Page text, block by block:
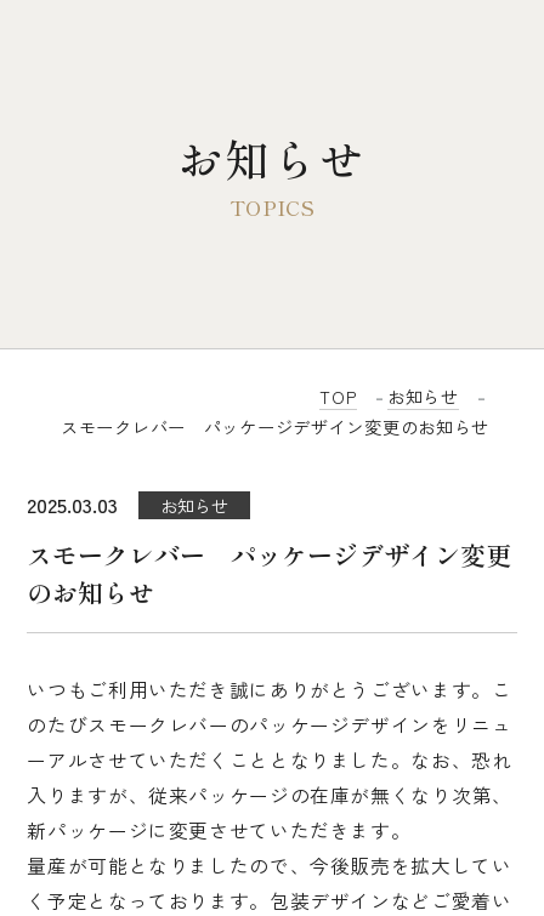
会社概要
販売店舗
催事イベント出展
ブランド・製品紹介
MATOI 直火式燻製
MATOIプレミアム
無塩せきシリーズ「ナトゥア」
お知らせ
TOP
お知らせ
スモークレバー パッケージデザイン変更のお知らせ
2025.03.03 お知らせ
スモークレバー パッケージデザイン変更
のお知らせ
いつもご利用いただき誠にありがとうございます。こ
のたびスモークレバーのパッケージデザインをリニュ
ーアルさせていただくこととなりました。なお、恐れ
入りますが、従来パッケージの在庫が無くなり次第、
新パッケージに変更させていただきます。
量産が可能となりましたので、今後販売を拡大してい
く予定となっております。包装デザインなどご愛着い